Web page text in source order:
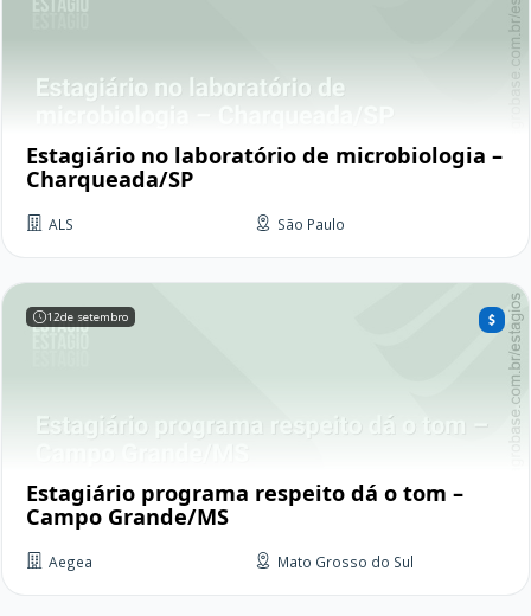
Estagiário no laboratório de microbiologia –
Charqueada/SP
ALS São Paulo
12de setembro
Estagiário programa respeito dá o tom –
Campo Grande/MS
Aegea Mato Grosso do Sul